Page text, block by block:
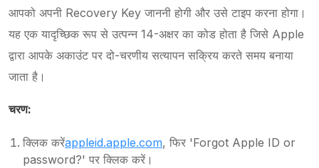
आपको अपनी Recovery Key जाननी होगी और उसे टाइप करना होगा।
यह एक यादृच्छिक रूप से उत्पन्न 14-अक्षर का कोड होता है जिसे Apple
द्वारा आपके अकाउंट पर दो-चरणीय सत्यापन सक्रिय करते समय बनाया
जाता है।
चरण:
क्लिक करेंappleid.apple.com, फिर 'Forgot Apple ID or
password?' पर क्लिक करें।